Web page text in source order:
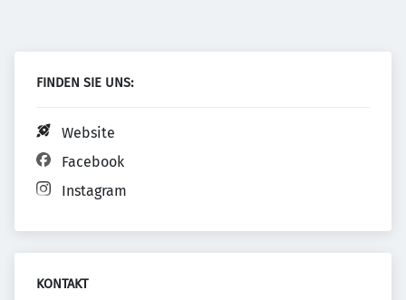
FINDEN SIE UNS:
Website
Facebook
Instagram
KONTAKT